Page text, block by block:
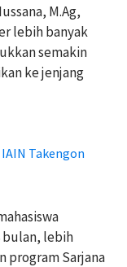
M.Ag,
lebih banyak
semakin
ke jenjang
Takengon
bulan, lebih
program Sarjana